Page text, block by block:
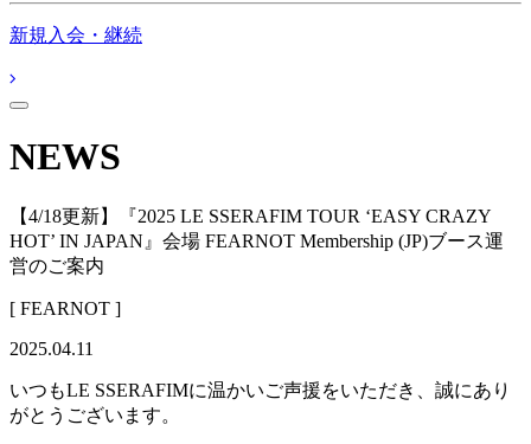
新規入会・継続
NEWS
【4/18更新】『2025 LE SSERAFIM TOUR ‘EASY CRAZY
HOT’ IN JAPAN』会場 FEARNOT Membership (JP)ブース運
営のご案内
[ FEARNOT ]
2025.04.11
いつもLE SSERAFIMに温かいご声援をいただき、誠にあり
がとうございます。